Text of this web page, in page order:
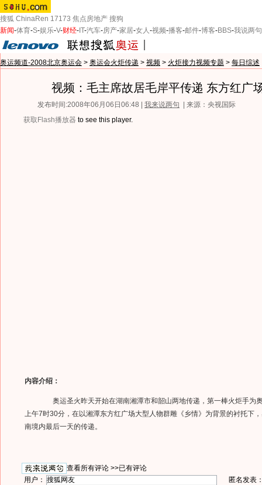
搜狐 ChinaRen 17173 焦点房地产 搜狗
新闻-体育-S-娱乐-V-财经- IT-汽车-房产-家居-女人-视频-播客-邮件-博客-BBS-我说两句
奥运频道-2008北京奥运会 > 奥运会火炬传递 > 视频 > 火炬接力视频专题 > 每日综述
视频：毛主席故居毛岸平传递 东方红广
发布时间:2008年06月06日06:48 | 我来说两句
| 来源：央视国际
获取Flash播放器 to see this player.
内容介绍：
奥运圣火昨天开始在湖南湘潭市和韶山两地传递，第一棒火炬手为
上午7时30分，在以湘潭东方红广场大型人物群雕《乡情》为背景的衬托下
南境内最后一天的传递。
查看所有评论 >>已有评论
用户：
匿名发表